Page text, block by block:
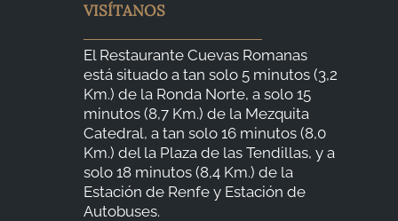
NUESTRA CARTA
FOTOGRAFÍAS
BLOG
VISÍTANOS
El Restaurante Cuevas Romanas
está situado a tan solo 5 minutos (3,2
Km.) de la Ronda Norte, a solo 15
minutos (8,7 Km.) de la Mezquita
Catedral, a tan solo 16 minutos (8,0
Km.) del la Plaza de las Tendillas, y a
solo 18 minutos (8,4 Km.) de la
Estación de Renfe y Estación de
Autobuses.